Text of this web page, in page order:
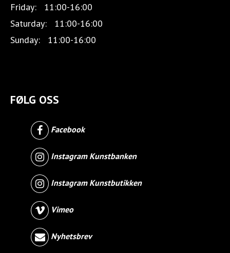
Friday:
11:00-16:00
Saturday:
11:00-16:00
Sunday:
11:00-16:00
FØLG OSS
Facebook
Instagram Kunstbanken
Instagram Kunstbutikken
Vimeo
Nyhetsbrev